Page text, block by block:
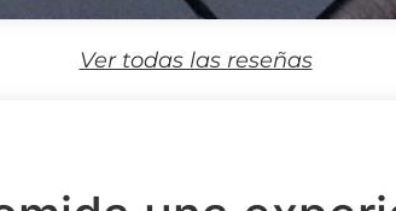
Ver todas las reseñas